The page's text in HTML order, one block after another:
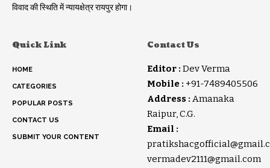
विवाद की स्थिति में न्यायक्षेत्र रायपुर होगा।
Quick Link
HOME
CATEGORIES
POPULAR POSTS
CONTACT US
SUBMIT YOUR CONTENT
Contact Us
Editor : Dev Verma
Mobile : +91-7489405506
Address : Amanaka
Raipur, C.G.
Email :
vermadev2111@gmail.com